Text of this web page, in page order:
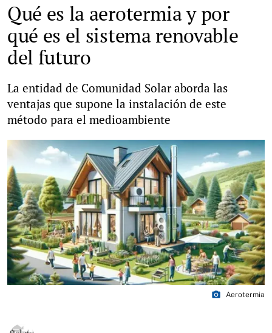
Qué es la aerotermia y por
qué es el sistema renovable
del futuro
La entidad de Comunidad Solar aborda las
ventajas que supone la instalación de este
método para el medioambiente
photo_camera Aerotermia